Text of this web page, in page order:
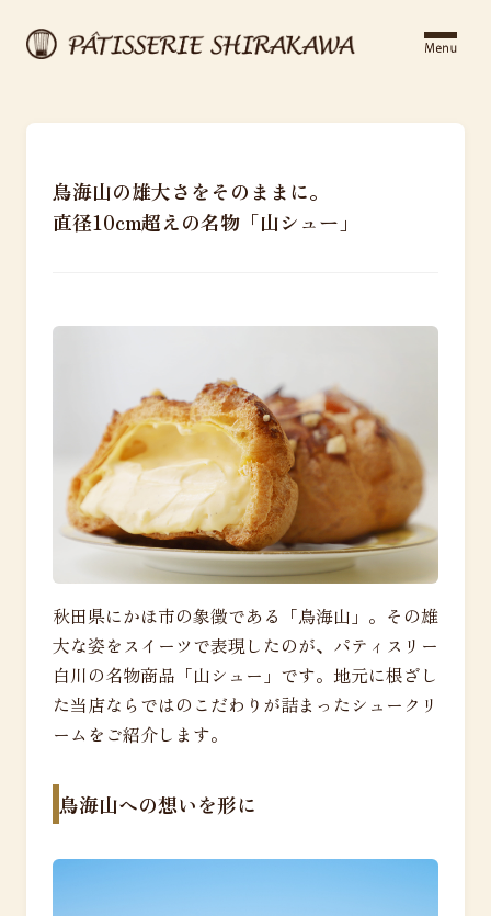
鳥海山の雄大さをそのままに。
直径10cm超えの名物「山シュー」
秋田県にかほ市の象徴である「鳥海山」。その雄
大な姿をスイーツで表現したのが、パティスリー
白川の名物商品「山シュー」です。地元に根ざし
た当店ならではのこだわりが詰まったシュークリ
ームをご紹介します。
鳥海山への想いを形に